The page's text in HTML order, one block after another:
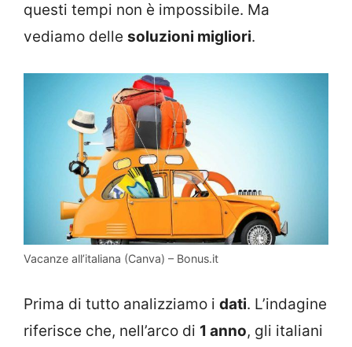
questi tempi non è impossibile. Ma
vediamo delle soluzioni migliori.
Vacanze all’italiana (Canva) – Bonus.it
Prima di tutto analizziamo i dati. L’indagine
riferisce che, nell’arco di 1 anno, gli italiani